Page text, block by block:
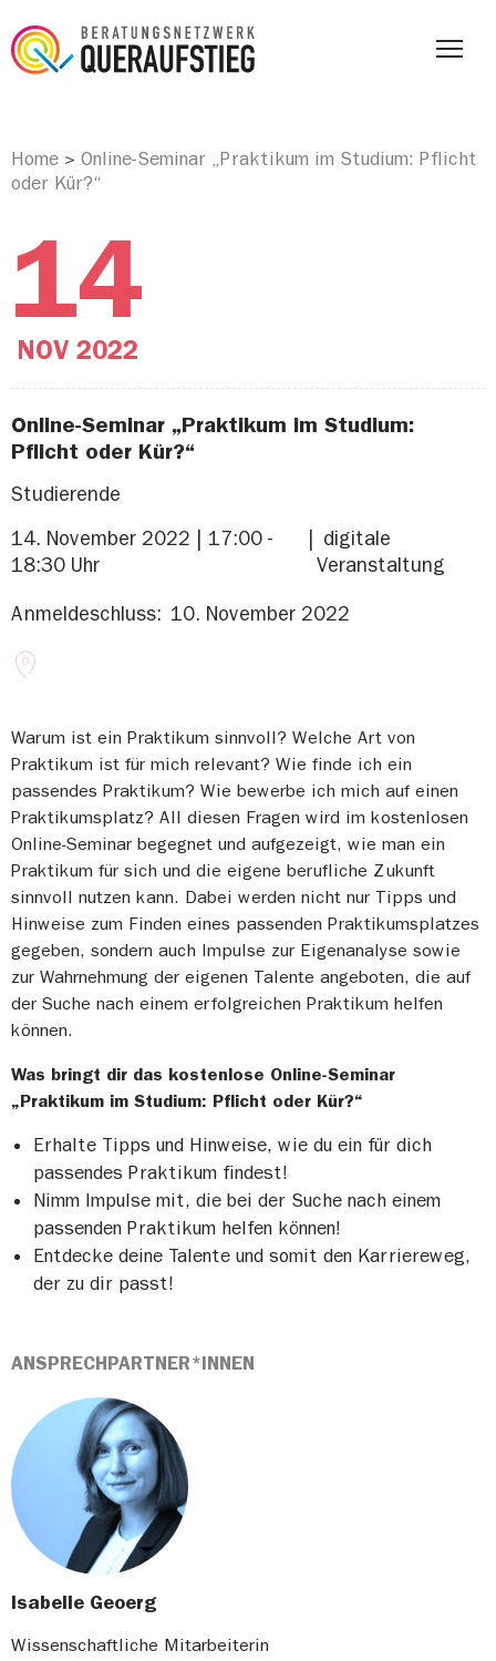
Home > Online-Seminar „Praktikum im Studium: Pflicht
oder Kür?“
14
NOV 2022
Online-Seminar „Praktikum im Studium:
Pflicht oder Kür?“
Studierende
14. November 2022 | 17:00 -
18:30 Uhr
digitale
Veranstaltung
Anmeldeschluss: 10. November 2022
Warum ist ein Praktikum sinnvoll? Welche Art von
Praktikum ist für mich relevant? Wie finde ich ein
passendes Praktikum? Wie bewerbe ich mich auf einen
Praktikumsplatz? All diesen Fragen wird im kostenlosen
Online-Seminar begegnet und aufgezeigt, wie man ein
Praktikum für sich und die eigene berufliche Zukunft
sinnvoll nutzen kann. Dabei werden nicht nur Tipps und
Hinweise zum Finden eines passenden Praktikumsplatzes
gegeben, sondern auch Impulse zur Eigenanalyse sowie
zur Wahrnehmung der eigenen Talente angeboten, die auf
der Suche nach einem erfolgreichen Praktikum helfen
können.
Was bringt dir das kostenlose Online-Seminar
„Praktikum im Studium: Pflicht oder Kür?“
Erhalte Tipps und Hinweise, wie du ein für dich
passendes Praktikum findest!
Nimm Impulse mit, die bei der Suche nach einem
passenden Praktikum helfen können!
Entdecke deine Talente und somit den Karriereweg,
der zu dir passt!
ANSPRECHPARTNER*INNEN
Isabelle Geoerg
Wissenschaftliche Mitarbeiterin